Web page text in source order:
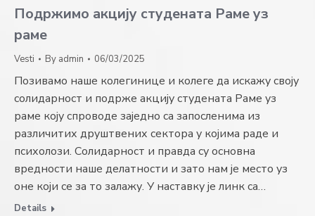
Подржимо акцију студената Раме уз
раме
Vesti By admin 06/03/2025
Позивамо наше колегинице и колеге да искажу своју
солидарност и подрже акцију студената Раме уз
раме коју спроводе заједно са запосленима из
различитих друштвених сектора у којима раде и
психолози. Солидарност и правда су основна
вредности наше делатности и зато нам је место уз
оне који се за то залажу. У наставку је линк са…
Details